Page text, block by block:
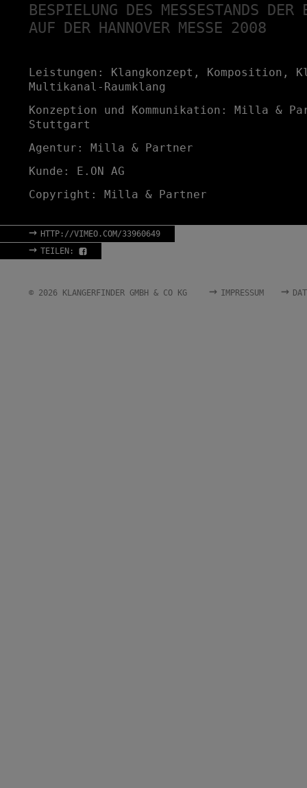
BESPIELUNG DES MESSESTANDS DER
AUF DER HANNOVER MESSE 2008
Leistungen: Klangkonzept, Komposition,
Multikanal-Raumklang
Konzeption und Kommunikation: Milla &
Stuttgart
Agentur: Milla & Partner
Kunde: E.ON AG
Copyright: Milla & Partner
→ HTTP://VIMEO.COM/33960649
→ TEILEN:
© 2026 KLANGERFINDER GMBH & CO KG → IMPRESSUM →